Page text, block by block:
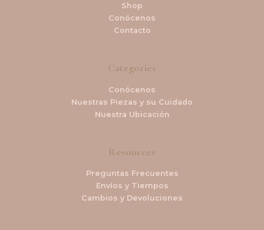
Shop
Conócenos
Contacto
Categories
Conócenos
Nuestras Piezas y su Cuidado
Nuestra Ubicación
Resources
Preguntas Frecuentes
Envíos y Tiempos
Cambios y Devoluciones